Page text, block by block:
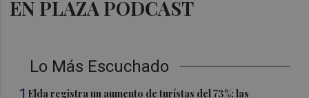
EN PLAZA PODCAST
Lo Más Escuchado
Elda registra un aumento de turístas del 73%: las